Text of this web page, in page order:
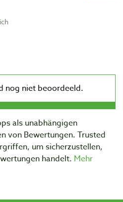
als unabhängigen
von Bewertungen. Trusted
um sicherzustellen,
handelt. Mehr